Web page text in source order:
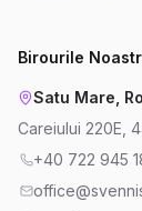
Birourile
Satu Mare,
Careiului 220E,
+40 722 945